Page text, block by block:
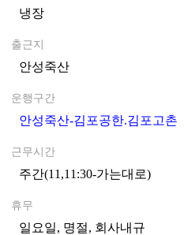
냉장0
출근지
안성죽산0
운행구간
안성죽산-김포공한.김포고촌
근무시간
주간(11,11:30-가는대로)0
휴무
일요일, 명절, 회사내규